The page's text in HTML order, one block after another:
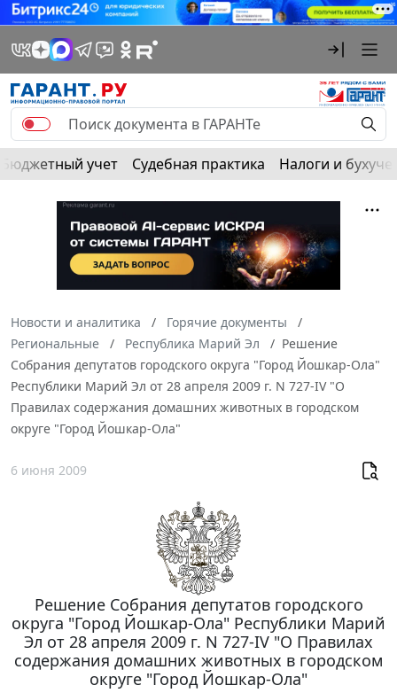
Бюджетный учет Судебная практика Налоги и
Новости и аналитика
Горячие документы
Региональные
Республика Марий Эл
Решение
Собрания депутатов городского округа "Город Йошкар-Ола"
Республики Марий Эл от 28 апреля 2009 г. N 727-IV "О
Правилах содержания домашних животных в городском
округе "Город Йошкар-Ола"
6 июня 2009
Решение Собрания депутатов городского
округа "Город Йошкар-Ола" Республики Марий
Эл от 28 апреля 2009 г. N 727-IV "О Правилах
содержания домашних животных в городском
округе "Город Йошкар-Ола"